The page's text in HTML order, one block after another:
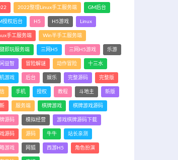
2022整理Linux手工服务端 GM后台
授权后台 H5 H5游戏 Linux
手工服务端 Win半手工服务端
即玩服务端 三网H5 三网H5游戏 乐游
益智 冒险解谜 动作冒险 十三水
游戏 后台 娱乐 完整源码 完整版
手机 授权 教程 斗地主 新版
服务端 棋牌游戏 棋牌游戏源码
源码 模拟经营 游戏棋牌源码下载
源码 源码 牛牛 站长亲测
游戏 网狐 西游H5 角色扮演